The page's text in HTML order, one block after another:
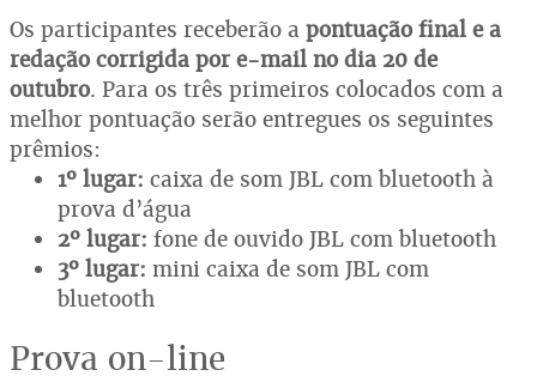
Os participantes receberão a pontuação final e a
redação corrigida por e-mail no dia 20 de
outubro. Para os três primeiros colocados com a
melhor pontuação serão entregues os seguintes
prêmios:
1º lugar: caixa de som JBL com bluetooth à
prova d’água
2º lugar: fone de ouvido JBL com bluetooth
3º lugar: mini caixa de som JBL com
bluetooth
Prova on-line